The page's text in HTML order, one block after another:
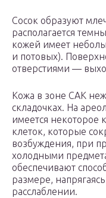
Сосок образуют
располагается
кожей имеет
и потовых).
отверстиями —
Кожа в зоне САК
складочках. На
имеется некоторое
клеток, которые
возбуждения, при
холодными
обеспечивают
размере,
расслаблении.